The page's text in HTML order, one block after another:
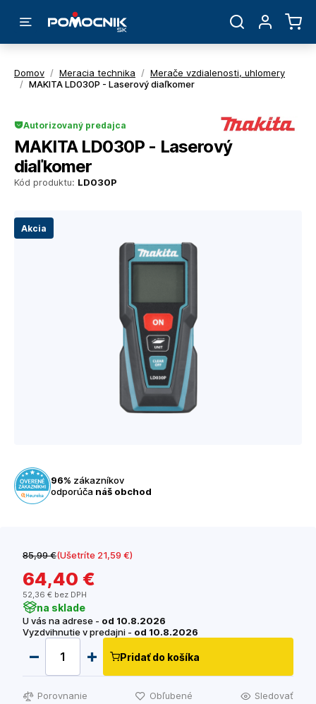
Domov / Meracia technika / Merače vzdialenosti, uhlomery
/ MAKITA LD030P - Laserový diaľkomer
Akcia
Kód produktu: LD030P
Autorizovaný predajca
MAKITA LD030P - Laserový
diaľkomer
96% zákazníkov
odporúča náš obchod
85,99 €(Ušetríte 21,59 €)
64,40 €
52,36 € bez DPH
na sklade
U vás na adrese - od 10.8.2026
Vyzdvihnutie v predajni - od 10.8.2026
Pridať do košíka
Porovnanie Obľubené Sledovať